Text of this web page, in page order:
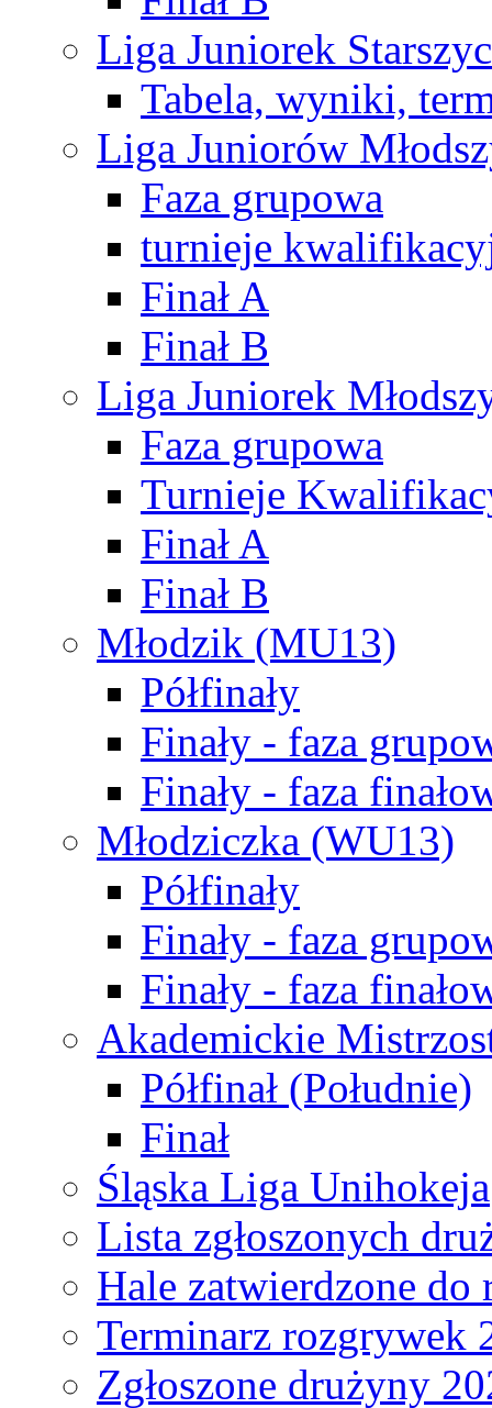
Liga Juniorek
Tabela, wyniki,
Liga Juniorów
Faza grupowa
turnieje
Finał A
Finał B
Liga Juniorek
Faza grupowa
Turnieje
Finał A
Finał B
Młodzik (MU13)
Półfinały
Finały - faza
Finały - faza
Młodziczka (WU13)
Półfinały
Finały - faza
Finały - faza
Akademickie
Półfinał (Południe)
Finał
Śląska Liga Unihokeja
Lista zgłoszonych
Hale zatwierdzone do
Terminarz rozgrywek
Zgłoszone drużyny